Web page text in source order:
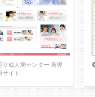
立成人病センター 看護
サイト